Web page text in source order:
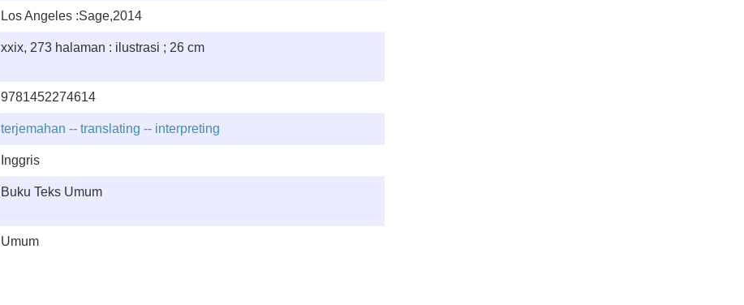
Los Angeles :Sage,2014
xxix, 273 halaman : ilustrasi ; 26 cm
9781452274614
terjemahan -- translating -- interpreting
Inggris
Buku Teks Umum
Umum